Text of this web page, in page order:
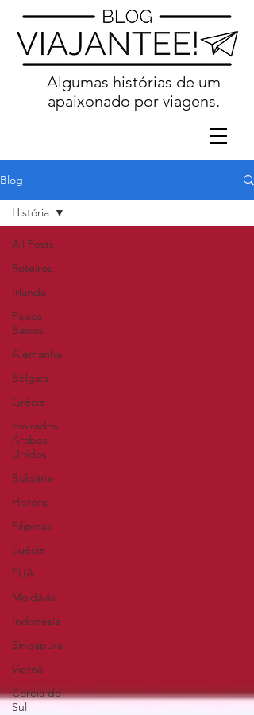
Algumas histórias de um
apaixonado por viagens.
Blog
All Posts
Roteiros
Irlanda
Países
Baixos
Alemanha
Bélgica
Grécia
Emirados
Árabes
Unidos
Bulgária
História
Filipinas
Suécia
EUA
Moldávia
Indonésia
Singapura
Vietnã
Coreia do
Sul
História